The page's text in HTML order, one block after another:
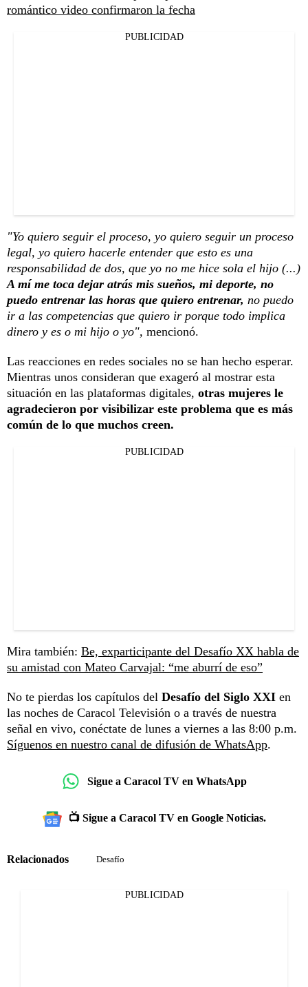
romántico video confirmaron la fecha
PUBLICIDAD
"Yo quiero seguir el proceso, yo quiero seguir un proceso
legal, yo quiero hacerle entender que esto es una
responsabilidad de dos, que yo no me hice sola el hijo (...)
A mí me toca dejar atrás mis sueños, mi deporte, no
puedo entrenar las horas que quiero entrenar, no puedo
ir a las competencias que quiero ir porque todo implica
dinero y es o mi hijo o yo", mencionó.
Las reacciones en redes sociales no se han hecho esperar.
Mientras unos consideran que exageró al mostrar esta
situación en las plataformas digitales, otras mujeres le
agradecieron por visibilizar este problema que es más
común de lo que muchos creen.
PUBLICIDAD
Mira también: Be, exparticipante del Desafío XX habla de
su amistad con Mateo Carvajal: “me aburrí de eso”
No te pierdas los capítulos del Desafío del Siglo XXI en
las noches de Caracol Televisión o a través de nuestra
señal en vivo, conéctate de lunes a viernes a las 8:00 p.m.
Síguenos en nuestro canal de difusión de WhatsApp.
Sigue a Caracol TV en WhatsApp
📺 Sigue a Caracol TV en Google Noticias.
Relacionados Desafío
PUBLICIDAD